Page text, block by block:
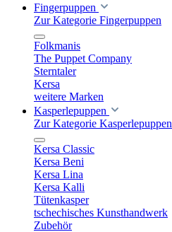
Fingerpuppen
Zur Kategorie Fingerpuppen
Folkmanis
The Puppet Company
Sterntaler
Kersa
weitere Marken
Kasperlepuppen
Zur Kategorie Kasperlepuppen
Kersa Classic
Kersa Beni
Kersa Lina
Kersa Kalli
Tütenkasper
tschechisches Kunsthandwerk
Zubehör